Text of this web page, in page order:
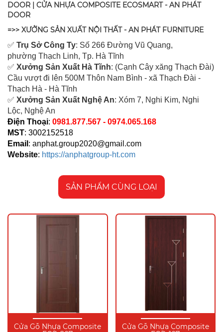
DOOR | CỬA NHỰA COMPOSITE ECOSMART - AN PHÁT
DOOR
=>> XƯỞNG SẢN XUẤT NỘI THẤT - AN PHÁT FURNITURE
✅ Trụ Sở Công Ty: Số 266 Đường Vũ Quang,
phường Thạch Linh, Tp. Hà Tĩnh
✅ Xưởng Sản Xuất Hà Tĩnh: (Cạnh Cây xăng Thạch Đài)
Cầu vượt đi lên 500M Thôn Nam Bình - xã Thạch Đài -
Thạch Hà - Hà Tĩnh
✅ Xưởng Sản Xuất Nghệ An: Xóm 7, Nghi Kim, Nghi
Lộc, Nghệ An
Điện Thoại: 0981.877.567 - 0974.065.168
MST: 3002152518
Email : anphat.group2020@gmail.com
Website: https://anphatgroup-ht.com
SẢN PHẨM CÙNG LOẠI
Cửa Gỗ Nhựa Composite
Cửa Gỗ Nhựa Composite